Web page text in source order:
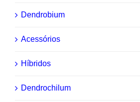
Dendrobium
Acessórios
Híbridos
Dendrochilum